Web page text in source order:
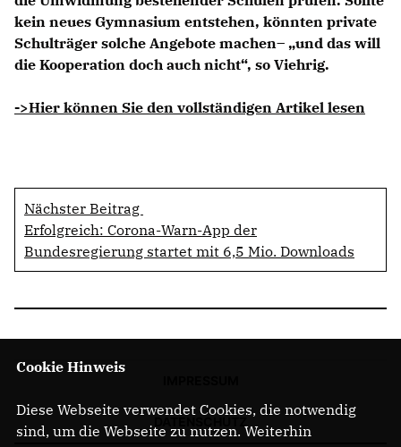
kein neues Gymnasium entstehen, könnten private
Schulträger solche Angebote machen– „und das will
die Kooperation doch auch nicht“, so Viehrig.
->Hier können Sie den vollständigen Artikel lesen
Nächster Beitrag
Erfolgreich: Corona-Warn-App der
Bundesregierung startet mit 6,5 Mio. Downloads
Cookie Hinweis
Diese Webseite verwendet Cookies, die notwendig
sind, um die Webseite zu nutzen. Weiterhin